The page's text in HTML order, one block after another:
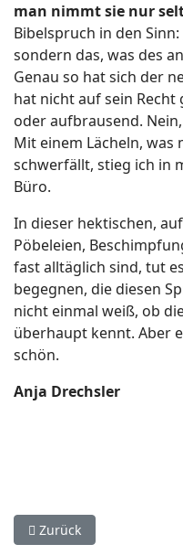
man nimmt sie nur
Bibelspruch in den
sondern das, was des
Genau so hat sich der
hat nicht auf sein
oder aufbrausend.
Mit einem Lächeln,
schwerfällt, stieg ich in
Büro.
In dieser hektischen,
Pöbeleien,
fast alltäglich sind, tut
begegnen, die diesen
nicht einmal weiß, ob
überhaupt kennt. Aber
schön.
Anja Drechsler
Vorheriger Beitrag: Das
Zurück